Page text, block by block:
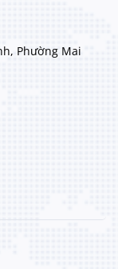
Phường Mai